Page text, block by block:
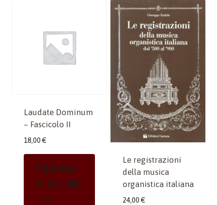
Laudate Dominum
– Fascicolo II
18,00 €
Aggiungi
Al Carrello
Le registrazioni
della musica
organistica italiana
24,00 €